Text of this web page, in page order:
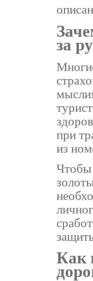
за
при
из
Чтобы
Как